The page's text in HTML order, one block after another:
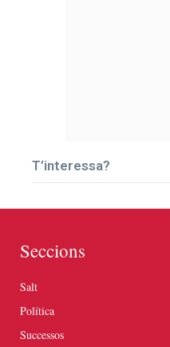
T’interessa?
Seccions
Salt
Política
Successos